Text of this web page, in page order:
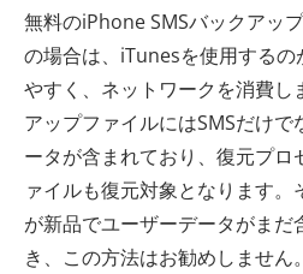
無料のiPhone SMSバックアッ
の場合は、iTunesを使用する
やすく、ネットワークを消費し
アップファイルにはSMSだけ
ータが含まれており、復元プ
ァイルも復元対象となります
が新品でユーザーデータがまだ
き、この方法はお勧めしません。